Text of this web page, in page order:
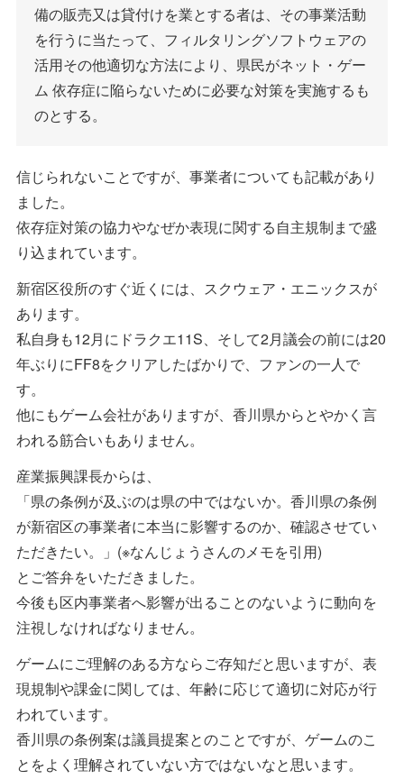
備の販売又は貸付けを業とする者は、その事業活動
を行うに当たって、フィルタリングソフトウェアの
活用その他適切な方法により、県民がネット・ゲー
ム 依存症に陥らないために必要な対策を実施するも
のとする。
信じられないことですが、事業者についても記載があり
ました。
依存症対策の協力やなぜか表現に関する自主規制まで盛
り込まれています。
新宿区役所のすぐ近くには、スクウェア・エニックスが
あります。
私自身も12月にドラクエ11S、そして2月議会の前には20
年ぶりにFF8をクリアしたばかりで、ファンの一人で
す。
他にもゲーム会社がありますが、香川県からとやかく言
われる筋合いもありません。
産業振興課長からは、
「県の条例が及ぶのは県の中ではないか。香川県の条例
が新宿区の事業者に本当に影響するのか、確認させてい
ただきたい。」(※なんじょうさんのメモを引用)
とご答弁をいただきました。
今後も区内事業者へ影響が出ることのないように動向を
注視しなければなりません。
ゲームにご理解のある方ならご存知だと思いますが、表
現規制や課金に関しては、年齢に応じて適切に対応が行
われています。
香川県の条例案は議員提案とのことですが、ゲームのこ
とをよく理解されていない方ではないなと思います。